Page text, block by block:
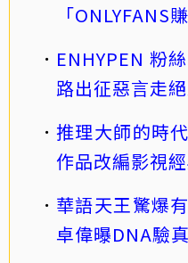
「ONLYFANS
ENHYPEN 粉
路出征惡言走
推理大師的時
作品改編影視
華語天王驚爆
卓偉曝DNA驗